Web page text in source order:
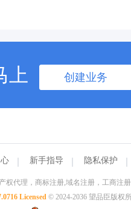
上 创建业务
新手指导 隐私保护
代理，商标注册,域名注册，工商注
Licensed © 2024-2036 望品臣版权